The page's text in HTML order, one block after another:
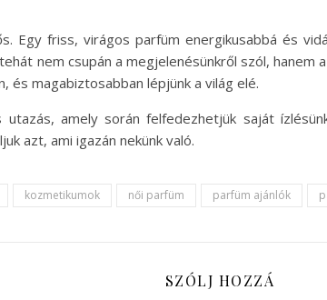
Egy friss, virágos parfüm energikusabbá és
nem csupán a megjelenésünkről szól, hanem
és magabiztosabban lépjünk a világ elé.
amely során felfedezhetjük saját
azt, ami igazán nekünk való.
kozmetikumok női parfüm parfüm ajánlók
SZÓLJ HOZZÁ